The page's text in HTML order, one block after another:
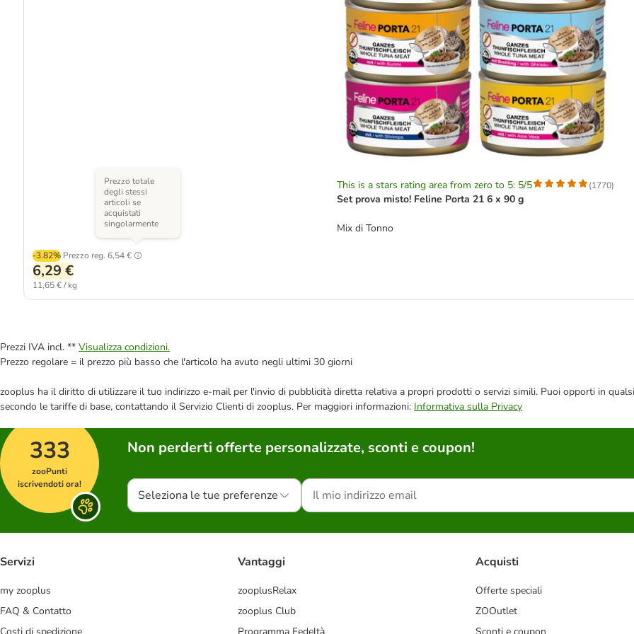
This is a stars rating area from zero to 5: 5/5 (1770)
Set prova misto! Feline Porta 21 6 x 90 g
Mix di Tonno
-3.82% Prezzo reg. 6,54 €
Prezzo totale
degli stessi
articoli se
acquistati
singolarmente
6,29 €
11,65 € / kg
Prezzi IVA incl. ** Visualizza condizioni.
Prezzo regolare = il prezzo più basso che l'articolo ha avuto negli ultimi 30 giorni
zooplus ha il diritto di utilizzare il tuo indirizzo e-mail per l'invio di pubblicità diretta relativa a propri prodotti o servizi simili. Puoi opporti in
secondo le tariffe di base, contattando il Servizio Clienti di zooplus. Per maggiori informazioni: Informativa sulla Privacy
333
zooPunti
iscrivendoti ora!
Non perderti offerte personalizzate, sconti e coupon!
Seleziona le tue preferenze
Servizi
my zooplus
FAQ & Contatto
Vantaggi
zooplusRelax
zooplus Club
Acquisti
Offerte speciali
ZOOutlet